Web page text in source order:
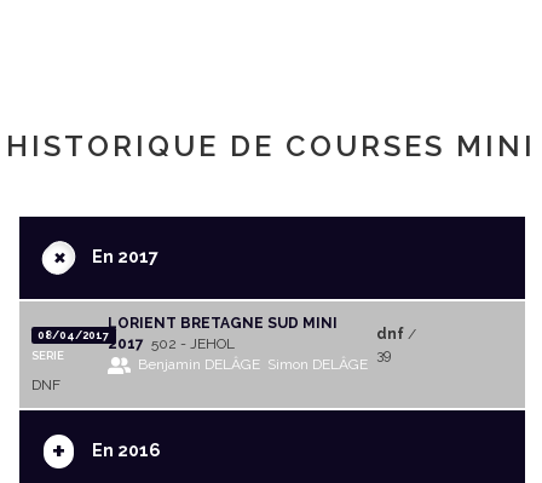
HISTORIQUE DE COURSES MINI
+En 2017
08/04/2017
SERIE
LORIENT BRETAGNE SUD MINI
2017 502 - JEHOL
Benjamin DELÂGE Simon DELÂGE
dnf/
39
DNF
+ En 2016